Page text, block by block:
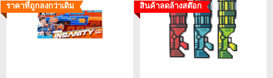
ราคาที่ถูกลงกว่าเดิม
สินค้าลดล้างสต๊อก